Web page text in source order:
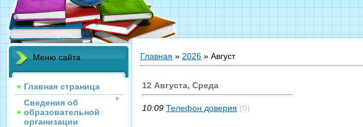
Меню сайта
Главная страница
Сведения об
образовательной
организации
Главная » 2026 » Август
12 Августа, Среда
10:09 Телефон доверия (0)